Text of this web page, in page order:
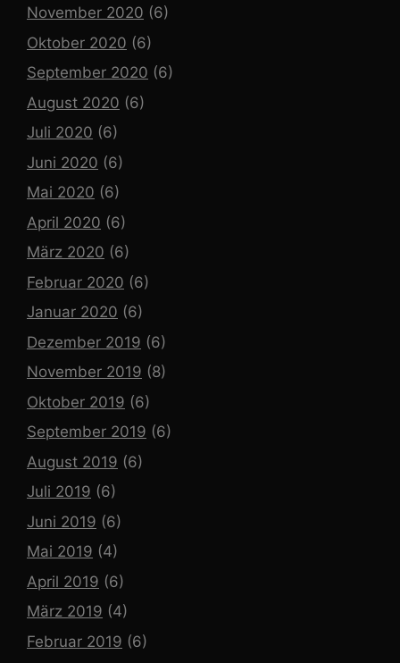
November 2020 (6)
Oktober 2020 (6)
September 2020 (6)
August 2020 (6)
Juli 2020 (6)
Juni 2020 (6)
Mai 2020 (6)
April 2020 (6)
März 2020 (6)
Februar 2020 (6)
Januar 2020 (6)
Dezember 2019 (6)
November 2019 (8)
Oktober 2019 (6)
September 2019 (6)
August 2019 (6)
Juli 2019 (6)
Juni 2019 (6)
Mai 2019 (4)
April 2019 (6)
März 2019 (4)
Februar 2019 (6)